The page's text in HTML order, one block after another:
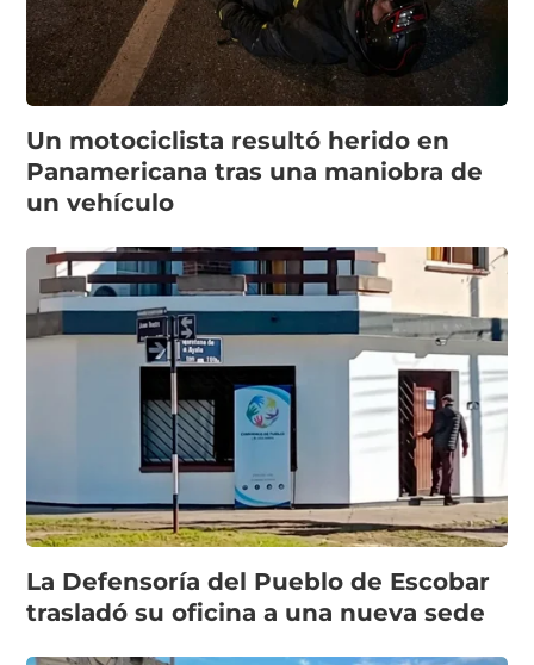
Un motociclista resultó herido en
Panamericana tras una maniobra de
un vehículo
La Defensoría del Pueblo de Escobar
trasladó su oficina a una nueva sede